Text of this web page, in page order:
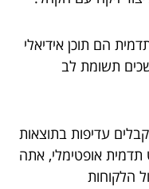
הם תוכן אידיאלי
תשומת לב
עדיפות בתוצאות
אופטימלי, אתה
הלקוחות